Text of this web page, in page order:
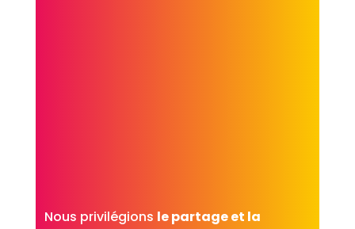
Nous privilégions le partage et la